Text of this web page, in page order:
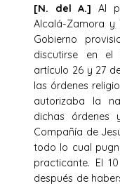
[N. del A.] Al
Alcalá-Zamora y
Gobierno
discutirse en el
artículo 26 y 27
las órdenes
autorizaba la
dichas
Compañía de
todo lo cual
practicante. El
después de